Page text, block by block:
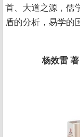
首、大道之源，儒
盾的分析，易学的
杨效雷